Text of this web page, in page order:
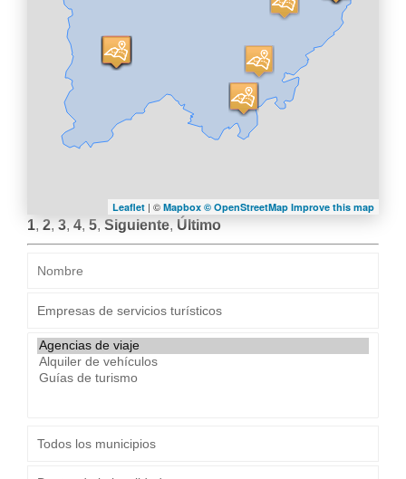
NAVEGACIÓN
Leaflet | © Mapbox © OpenStreetMap Improve this map
1, 2, 3, 4, 5, Siguiente, Último